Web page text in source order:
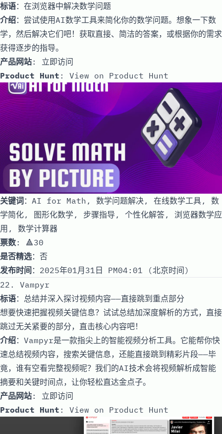
标语：在浏览器中解决数学问题
介绍：尝试使用AI数学工具来简化你的数学问题。想象一下数
学，然后解决它们吧！获取直接、简洁的答案，或根据你的需求
获得逐步的指导。
产品网站: 立即访问
Product Hunt : View on Product Hunt
关键词：AI for Math, 数学问题解决, 在线数学工具, 数
学简化, 图形化数学, 步骤指导, 个性化解答, 浏览器数学应
用, 数学计算器
票数: 🔺30
是否精选：否
发布时间 ：2025年01月31日 PM04:01 (北京时间)
22. Vampyr
标语：总结并深入探讨视频内容——直接跳到重点部分
想要快速把握视频关键信息？试试总结加深度解析的方式，直接
跳过无关紧要的部分，直击核心内容吧！
介绍：Vampyr是一款指尖上的智能视频分析工具。它能帮你快
速总结视频内容，搜索关键信息，还能直接跳到精彩片段——毕
竟，谁有空看完整视频呢？我们的AI技术会将视频解析成智能
摘要和关键时间点，让你轻松直达金点子。
产品网站: 立即访问
Product Hunt : View on Product Hunt